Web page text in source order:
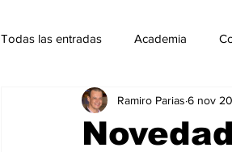
Todas las entradas Academia
Marketing Marketing Digital
Ramiro Parias 6 nov